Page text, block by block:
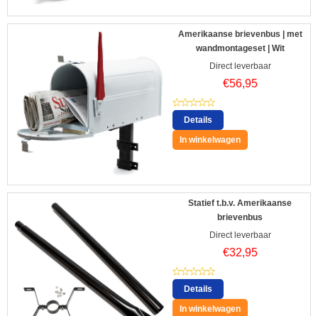
Amerikaanse brievenbus | met
wandmontageset | Wit
Direct leverbaar
€56,95
Details
In winkelwagen
Statief t.b.v. Amerikaanse
brievenbus
Direct leverbaar
€32,95
Details
In winkelwagen